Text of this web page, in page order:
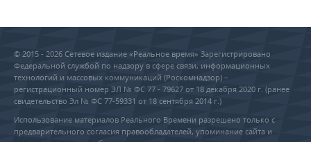
© 2015 - 2026 Сетевое издание «Реальное время» Зарегистрировано
Федеральной службой по надзору в сфере связи, информационных
технологий и массовых коммуникаций (Роскомнадзор) –
регистрационный номер ЭЛ № ФС 77 - 79627 от 18 декабря 2020 г. (ранее
свидетельство Эл № ФС 77-59331 от 18 сентября 2014 г.)
Использование материалов Реального Времени разрешено только с
предварительного согласия правообладателей, упоминание сайта и